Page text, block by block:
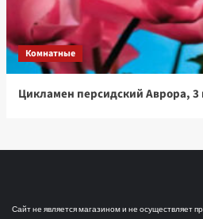
Комнатные
Цикламен персидский Аврора,
Сайт не является магазином и не осуществляет